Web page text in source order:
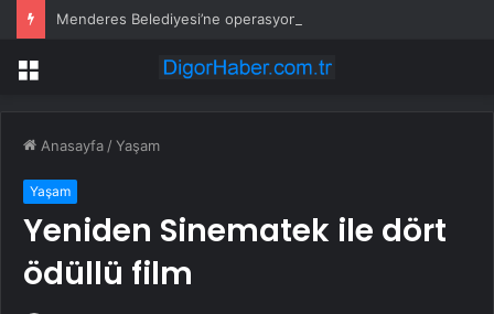
Menü
Anasayfa /Yaşam
Yaşam
Yeniden Sinematek ile dört
ödüllü film